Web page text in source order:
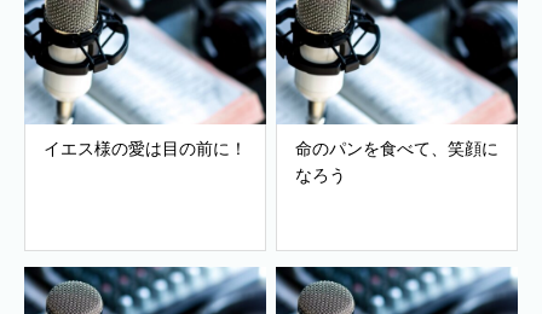
イエス様の愛は目の前に！
命のパンを食べて、笑顔に
なろう